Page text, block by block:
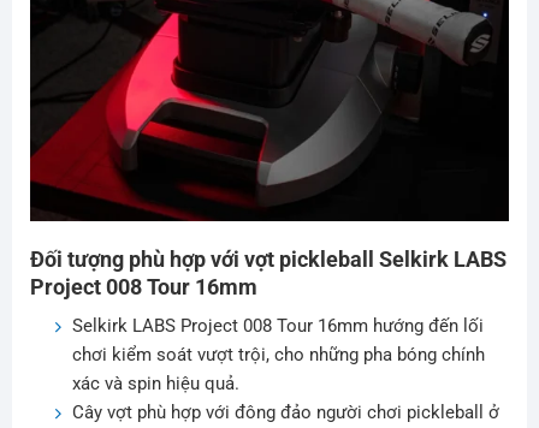
Đối tượng phù hợp với vợt pickleball Selkirk LABS
Project 008 Tour 16mm
Selkirk LABS Project 008 Tour 16mm hướng đến lối
chơi kiểm soát vượt trội, cho những pha bóng chính
xác và spin hiệu quả.
Cây vợt phù hợp với đông đảo người chơi pickleball ở